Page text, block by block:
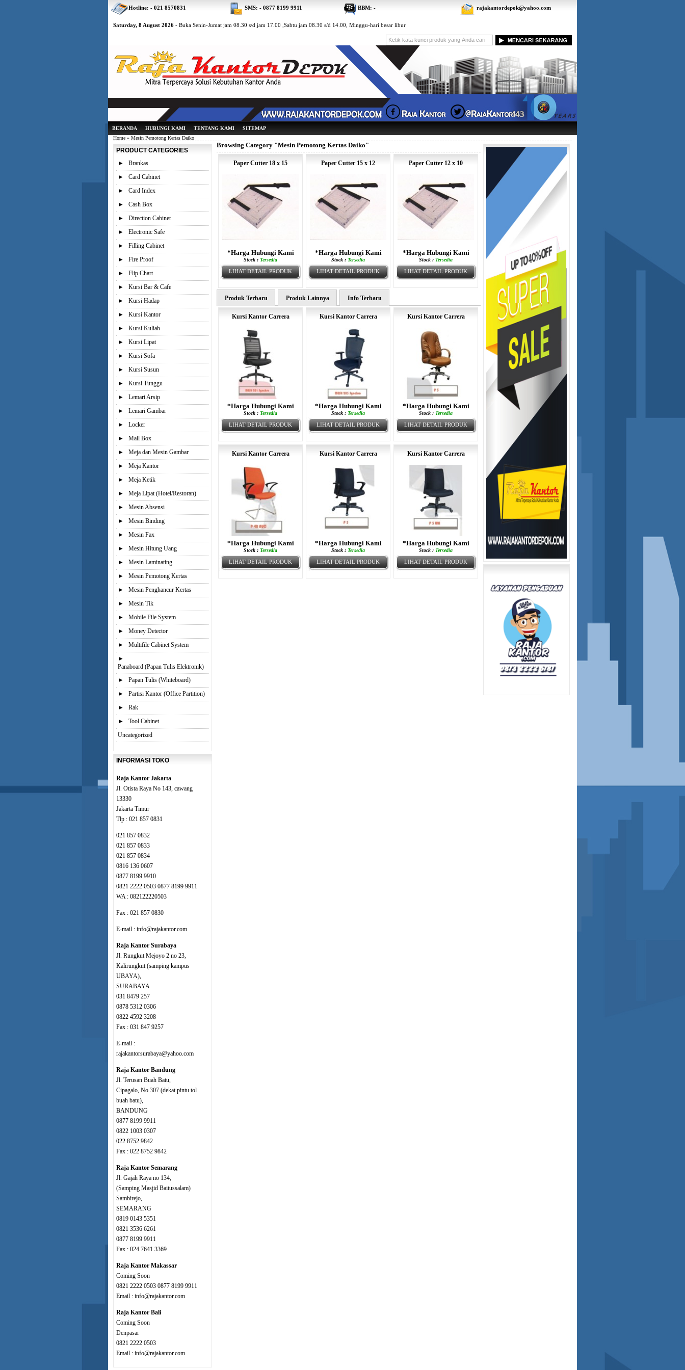
Saturday, 8 August 2026 - Buka Senin-Jumat jam 08.30 s/d jam 17.00 ,Sabtu jam 08.30 s/d 14.00, Minggu-hari besar libur
BERANDA HUBUNGI KAMI TENTANG KAMI
SITEMAP
Home » Mesin Pemotong Kertas Daiko
Browsing Category "Mesin Pemotong Kertas Daiko"
Paper Cutter 18 x 15
*Harga Hubungi Kami
Stock : Tersedia
LIHAT DETAIL PRODUK
Paper Cutter 15 x 12
*Harga Hubungi Kami
Stock : Tersedia
LIHAT DETAIL PRODUK
Paper Cutter 12 x 10
*Harga Hubungi Kami
Stock : Tersedia
LIHAT DETAIL PRODUK
Produk Terbaru Produk Lainnya Info Terbaru
Kursi Kantor Carrera
*Harga Hubungi Kami
Stock : Tersedia
LIHAT DETAIL PRODUK
Kursi Kantor Carrera
*Harga Hubungi Kami
Stock : Tersedia
LIHAT DETAIL PRODUK
Kursi Kantor Carrera
*Harga Hubungi Kami
Stock : Tersedia
LIHAT DETAIL PRODUK
Kursi Kantor Carrera
*Harga Hubungi Kami
Stock : Tersedia
LIHAT DETAIL PRODUK
Kursi Kantor Carrera
*Harga Hubungi Kami
Stock : Tersedia
LIHAT DETAIL PRODUK
Kursi Kantor Carrera
*Harga Hubungi Kami
Stock : Tersedia
LIHAT DETAIL PRODUK
PRODUCT CATEGORIES
►
Brankas
►
Card Cabinet
►
Card Index
►
Cash Box
►
Direction Cabinet
►
Electronic Safe
►
Filling Cabinet
►
Fire Proof
►
Flip Chart
►
Kursi Bar & Cafe
►
Kursi Hadap
►
Kursi Kantor
►
Kursi Kuliah
►
Kursi Lipat
►
Kursi Sofa
►
Kursi Susun
►
Kursi Tunggu
►
Lemari Arsip
►
Lemari Gambar
►
Locker
►
Mail Box
►
Meja dan Mesin Gambar
►
Meja Kantor
►
Meja Ketik
►
Meja Lipat (Hotel/Restoran)
►
Mesin Absensi
►
Mesin Binding
►
Mesin Fax
►
Mesin Hitung Uang
►
Mesin Laminating
►
Mesin Pemotong Kertas
►
Mesin Penghancur Kertas
►
Mesin Tik
►
Mobile File System
►
Money Detector
►
Multifile Cabinet System
►
Panaboard (Papan Tulis Elektronik)
►
Papan Tulis (Whiteboard)
►
Partisi Kantor (Office Partition)
►
Rak
►
Tool Cabinet
Uncategorized
INFORMASI TOKO
Raja Kantor Jakarta
Jl. Otista Raya No 143, cawang
13330
Jakarta Timur
Tlp : 021 857 0831
021 857 0832
021 857 0833
021 857 0834
0816 136 0607
0877 8199 9910
0821 2222 0503 0877 8199 9911
WA : 082122220503
Fax : 021 857 0830
E-mail : info@rajakantor.com
Raja Kantor Surabaya
Jl. Rungkut Mejoyo 2 no 23,
Kalirungkut (samping kampus
UBAYA),
SURABAYA
031 8479 257
0878 5312 0306
0822 4592 3208
Fax : 031 847 9257
E-mail :
rajakantorsurabaya@yahoo.com
Raja Kantor Bandung
Jl. Terusan Buah Batu,
Cipagalo, No 307 (dekat pintu tol
buah batu),
BANDUNG
0877 8199 9911
0822 1003 0307
022 8752 9842
Fax : 022 8752 9842
Raja Kantor Semarang
Jl. Gajah Raya no 134,
(Samping Masjid Baitussalam)
Sambirejo,
SEMARANG
0819 0143 5351
0821 3536 6261
0877 8199 9911
Fax : 024 7641 3369
Raja Kantor Makassar
Coming Soon
0821 2222 0503 0877 8199 9911
Email : info@rajakantor.com
Raja Kantor Bali
Coming Soon
Denpasar
0821 2222 0503
Email : info@rajakantor.com
Hotline: - 021 8570831 SMS: - 0877 8199 9911 BBM: - rajakantordepok@yahoo.com